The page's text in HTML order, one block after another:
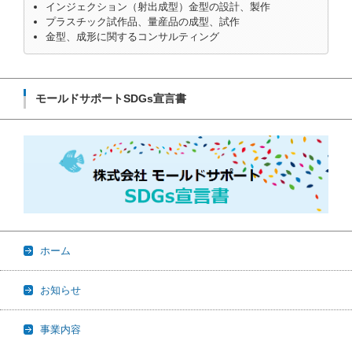
インジェクション（射出成型）金型の設計、製作
プラスチック試作品、量産品の成型、試作
金型、成形に関するコンサルティング
モールドサポートSDGs宣言書
ホーム
お知らせ
事業内容